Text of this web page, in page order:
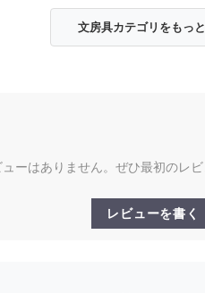
文房具カテゴリをもっ
ューはありません。ぜひ最初のレ
レビューを書く